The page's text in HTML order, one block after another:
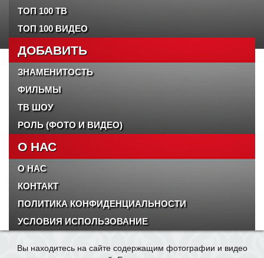
ТОП 100 ТВ
ТОП 100 ВИДЕО
ДОБАВИТЬ
ЗНАМЕНИТОСТЬ
ФИЛЬМЫ
ТВ ШОУ
РОЛЬ (ФОТО И ВИДЕО)
О НАС
О НАС
КОНТАКТ
ПОЛИТИКА КОНФИДЕНЦИАЛЬНОСТИ
УСЛОВИЯ ИСПОЛЬЗОВАНИЕ
Вы находитесь на сайте содержащим фотографии и видео